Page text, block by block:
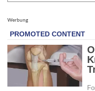
Werbung